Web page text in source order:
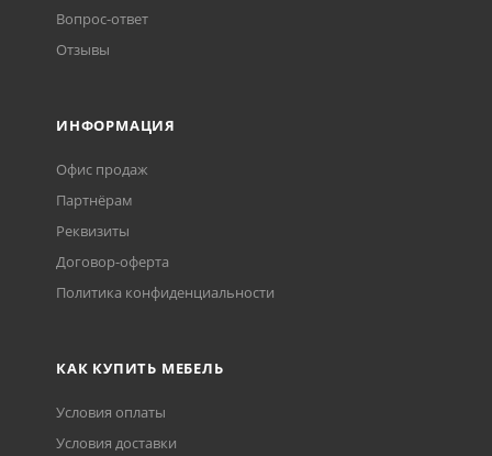
Вопрос-ответ
Отзывы
ИНФОРМАЦИЯ
Офис продаж
Партнёрам
Реквизиты
Договор-оферта
Политика конфиденциальности
КАК КУПИТЬ МЕБЕЛЬ
Условия оплаты
Условия доставки